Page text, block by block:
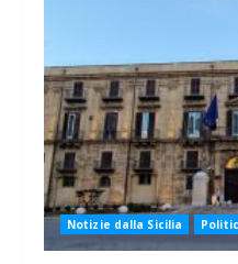
Notizie dalla Sicilia